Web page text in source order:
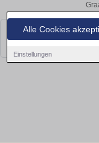
Alle Cookies
Einstellungen
Leider konnten wir